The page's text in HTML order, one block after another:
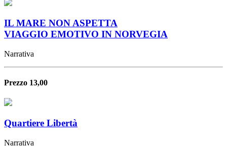
IL MARE NON ASPETTA
VIAGGIO EMOTIVO IN NORVEGIA
Narrativa
Prezzo 13,00
Quartiere Libertà
Narrativa